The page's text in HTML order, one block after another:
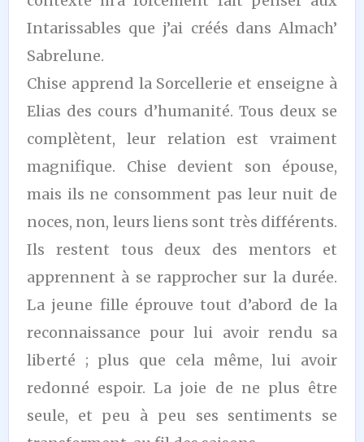
Intarissables que j’ai créés dans Almach’
Sabrelune.
Chise apprend la Sorcellerie et enseigne à
Elias des cours d’humanité. Tous deux se
complètent, leur relation est vraiment
magnifique. Chise devient son épouse,
mais ils ne consomment pas leur nuit de
noces, non, leurs liens sont très différents.
Ils restent tous deux des mentors et
apprennent à se rapprocher sur la durée.
La jeune fille éprouve tout d’abord de la
reconnaissance pour lui avoir rendu sa
liberté ; plus que cela même, lui avoir
redonné espoir. La joie de ne plus être
seule, et peu à peu ses sentiments se